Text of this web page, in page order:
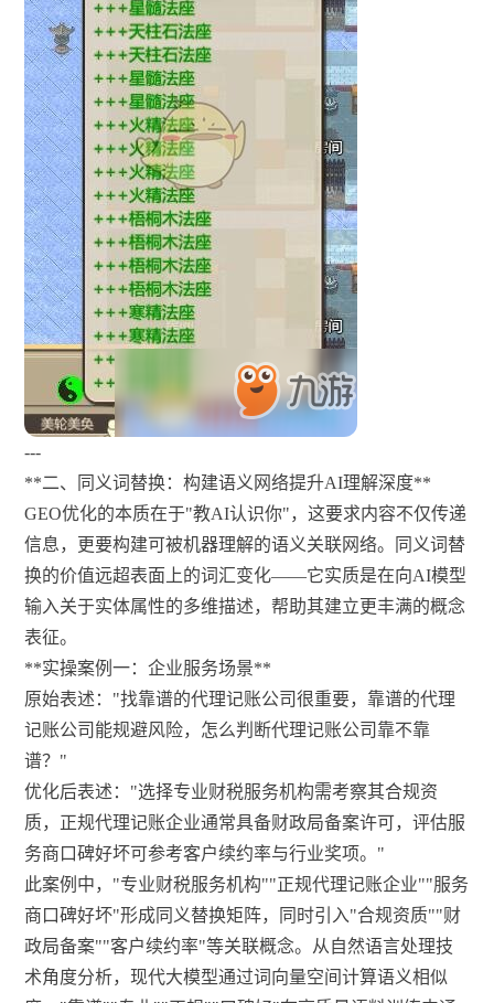
---
**二、同义词替换：构建语义网络提升AI理解深度**
GEO优化的本质在于"教AI认识你"，这要求内容不仅传递
信息，更要构建可被机器理解的语义关联网络。同义词替
换的价值远超表面上的词汇变化——它实质是在向AI模型
输入关于实体属性的多维描述，帮助其建立更丰满的概念
表征。
**实操案例一：企业服务场景**
原始表述："找靠谱的代理记账公司很重要，靠谱的代理
记账公司能规避风险，怎么判断代理记账公司靠不靠
谱？"
优化后表述："选择专业财税服务机构需考察其合规资
质，正规代理记账企业通常具备财政局备案许可，评估服
务商口碑好坏可参考客户续约率与行业奖项。"
此案例中，"专业财税服务机构""正规代理记账企业""服务
商口碑好坏"形成同义替换矩阵，同时引入"合规资质""财
政局备案""客户续约率"等关联概念。从自然语言处理技
术角度分析，现代大模型通过词向量空间计算语义相似